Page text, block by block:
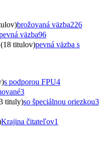
brožovaná väzba226
väzba96
(18 titulov)pevná väzba s
s podporou FPU4
3
tituly)so špeciálnou oriezkou3
Krajina čitateľov1